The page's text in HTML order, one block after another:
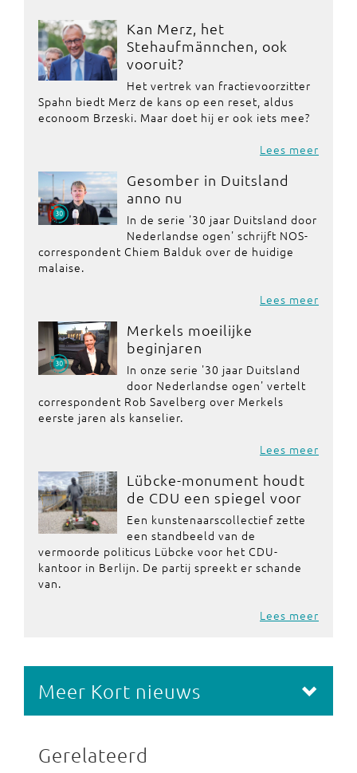
Kan Merz, het
Stehaufmännchen, ook
vooruit?
Het vertrek van fractievoorzitter
Spahn biedt Merz de kans op een reset, aldus
econoom Brzeski. Maar doet hij er ook iets mee?
Lees meer
Gesomber in Duitsland
anno nu
In de serie '30 jaar Duitsland door
Nederlandse ogen' schrijft NOS-
correspondent Chiem Balduk over de huidige
malaise.
Lees meer
Merkels moeilijke
beginjaren
In onze serie '30 jaar Duitsland
door Nederlandse ogen' vertelt
correspondent Rob Savelberg over Merkels
eerste jaren als kanselier.
Lees meer
Lübcke-monument houdt
de CDU een spiegel voor
Een kunstenaarscollectief zette
een standbeeld van de
vermoorde politicus Lübcke voor het CDU-
kantoor in Berlijn. De partij spreekt er schande
van.
Lees meer
Meer Kort nieuws
Gerelateerd